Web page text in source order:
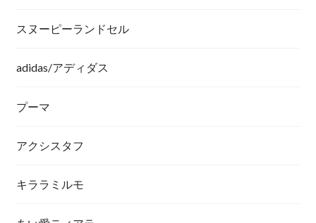
スヌーピーランドセル
adidas/アディダス
プーマ
アクシスタフ
キララミルモ